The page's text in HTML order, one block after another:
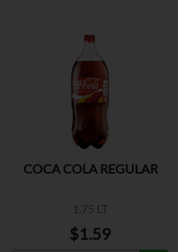
COCA COLA REGULAR
1.75 LT
$1.59